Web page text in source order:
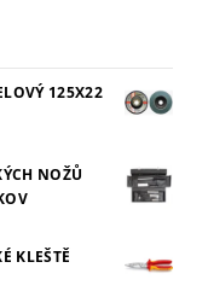
125X22
NOŽŮ
KLEŠTĚ